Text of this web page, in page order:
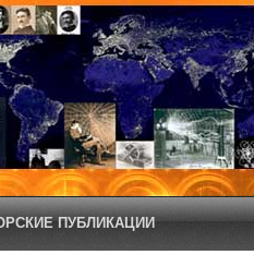
ПУБЛИКАЦИИ